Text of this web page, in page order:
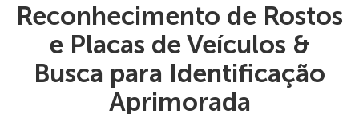
Reconhecimento de Rostos
e Placas de Veículos &
Busca para Identificação
Aprimorada